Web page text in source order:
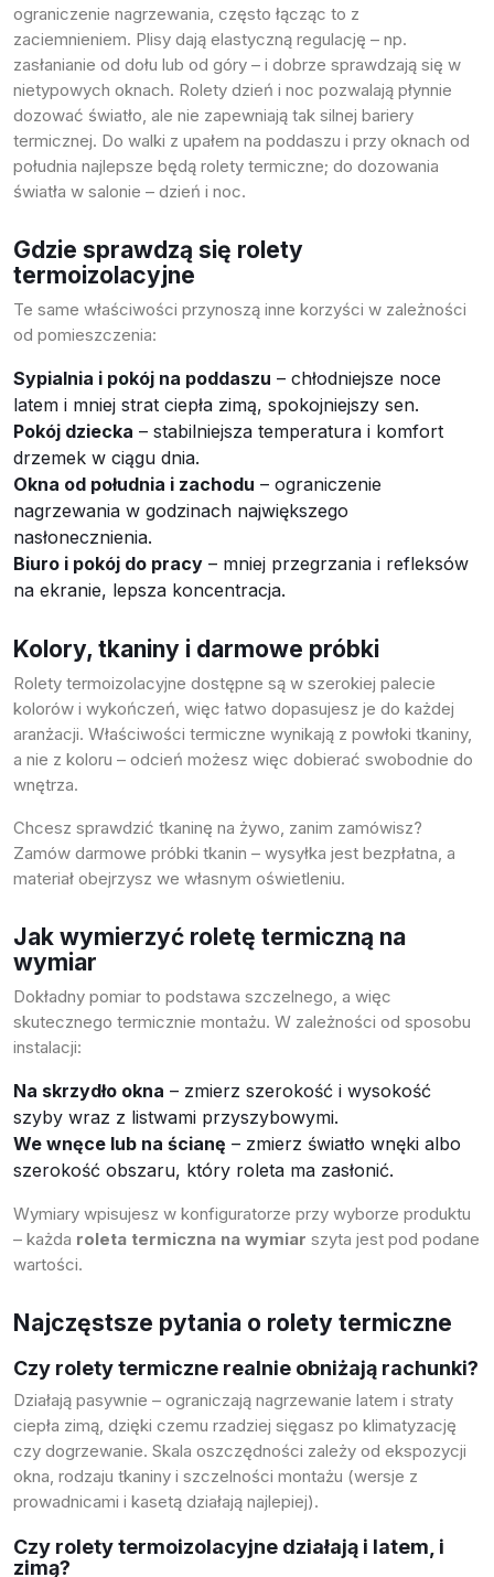
ograniczenie nagrzewania, często łącząc to z
zaciemnieniem. Plisy dają elastyczną regulację – np.
zasłanianie od dołu lub od góry – i dobrze sprawdzają się w
nietypowych oknach. Rolety dzień i noc pozwalają płynnie
dozować światło, ale nie zapewniają tak silnej bariery
termicznej. Do walki z upałem na poddaszu i przy oknach od
południa najlepsze będą rolety termiczne; do dozowania
światła w salonie – dzień i noc.
Gdzie sprawdzą się rolety
termoizolacyjne
Te same właściwości przynoszą inne korzyści w zależności
od pomieszczenia:
Sypialnia i pokój na poddaszu – chłodniejsze noce
latem i mniej strat ciepła zimą, spokojniejszy sen.
Pokój dziecka – stabilniejsza temperatura i komfort
drzemek w ciągu dnia.
Okna od południa i zachodu – ograniczenie
nagrzewania w godzinach największego
nasłonecznienia.
Biuro i pokój do pracy – mniej przegrzania i refleksów
na ekranie, lepsza koncentracja.
Kolory, tkaniny i darmowe próbki
Rolety termoizolacyjne dostępne są w szerokiej palecie
kolorów i wykończeń, więc łatwo dopasujesz je do każdej
aranżacji. Właściwości termiczne wynikają z powłoki tkaniny,
a nie z koloru – odcień możesz więc dobierać swobodnie do
wnętrza.
Chcesz sprawdzić tkaninę na żywo, zanim zamówisz?
Zamów darmowe próbki tkanin – wysyłka jest bezpłatna, a
materiał obejrzysz we własnym oświetleniu.
Jak wymierzyć roletę termiczną na
wymiar
Dokładny pomiar to podstawa szczelnego, a więc
skutecznego termicznie montażu. W zależności od sposobu
instalacji:
Na skrzydło okna – zmierz szerokość i wysokość
szyby wraz z listwami przyszybowymi.
We wnęce lub na ścianę – zmierz światło wnęki albo
szerokość obszaru, który roleta ma zasłonić.
Wymiary wpisujesz w konfiguratorze przy wyborze produktu
– każda roleta termiczna na wymiar szyta jest pod podane
wartości.
Najczęstsze pytania o rolety termiczne
Czy rolety termiczne realnie obniżają rachunki?
Działają pasywnie – ograniczają nagrzewanie latem i straty
ciepła zimą, dzięki czemu rzadziej sięgasz po klimatyzację
czy dogrzewanie. Skala oszczędności zależy od ekspozycji
okna, rodzaju tkaniny i szczelności montażu (wersje z
prowadnicami i kasetą działają najlepiej).
Czy rolety termoizolacyjne działają i latem, i
zimą?